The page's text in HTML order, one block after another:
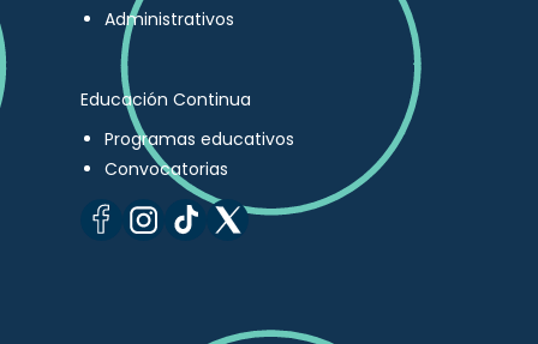
Administrativos
Educación Continua
Programas educativos
Convocatorias